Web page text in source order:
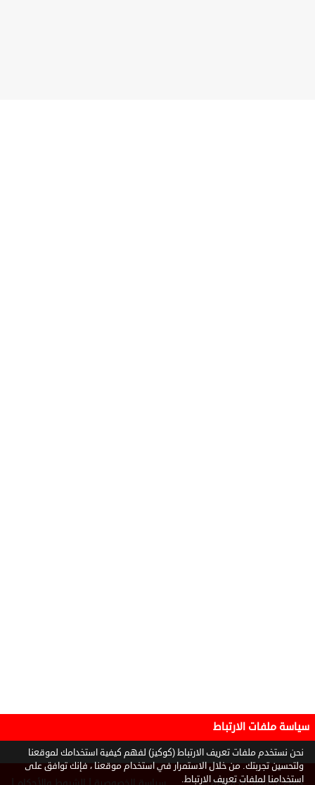
سياسة ملفات الارتباط
نحن نستخدم ملفات تعريف الارتباط (كوكيز) لفهم كيفية استخدامك لموقعنا
ولتحسين تجربتك. من خلال الاستمرار في استخدام موقعنا ، فإنك توافق على
استخدامنا لملفات تعريف الارتباط.